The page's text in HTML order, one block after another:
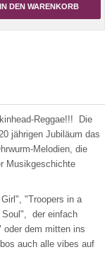
IN DEN WARENKORB
Reggae!!! Die
jährigen Jubiläum das
Melodien, die
Musikgeschichte
"Troopers in a
Soul", der einfach
oder dem mitten ins
auch alle vibes auf